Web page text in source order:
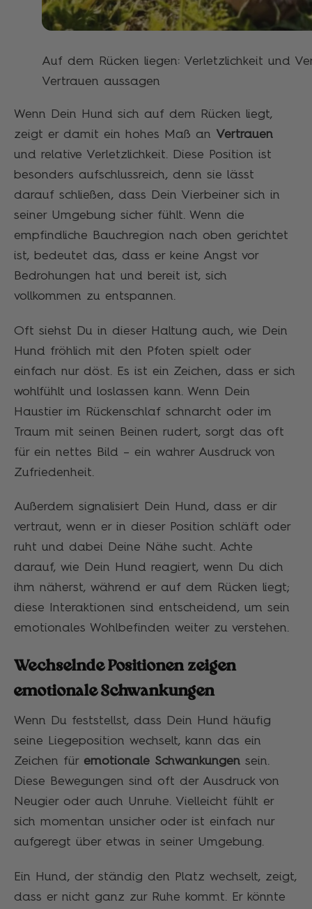
Auf dem Rücken liegen: Verletzlichkeit und
Vertrauen aussagen
Wenn Dein Hund sich auf dem Rücken liegt,
zeigt er damit ein hohes Maß an Vertrauen
und relative Verletzlichkeit. Diese Position ist
besonders aufschlussreich, denn sie lässt
darauf schließen, dass Dein Vierbeiner sich in
seiner Umgebung sicher fühlt. Wenn die
empfindliche Bauchregion nach oben gerichtet
ist, bedeutet das, dass er keine Angst vor
Bedrohungen hat und bereit ist, sich
vollkommen zu entspannen.
Oft siehst Du in dieser Haltung auch, wie Dein
Hund fröhlich mit den Pfoten spielt oder
einfach nur döst. Es ist ein Zeichen, dass er sich
wohlfühlt und loslassen kann. Wenn Dein
Haustier im Rückenschlaf schnarcht oder im
Traum mit seinen Beinen rudert, sorgt das oft
für ein nettes Bild – ein wahrer Ausdruck von
Zufriedenheit.
Außerdem signalisiert Dein Hund, dass er dir
vertraut, wenn er in dieser Position schläft oder
ruht und dabei Deine Nähe sucht. Achte
darauf, wie Dein Hund reagiert, wenn Du dich
ihm näherst, während er auf dem Rücken liegt;
diese Interaktionen sind entscheidend, um sein
emotionales Wohlbefinden weiter zu verstehen.
Wechselnde Positionen zeigen
emotionale Schwankungen
Wenn Du feststellst, dass Dein Hund häufig
seine Liegeposition wechselt, kann das ein
Zeichen für emotionale Schwankungen sein.
Diese Bewegungen sind oft der Ausdruck von
Neugier oder auch Unruhe. Vielleicht fühlt er
sich momentan unsicher oder ist einfach nur
aufgeregt über etwas in seiner Umgebung.
Ein Hund, der ständig den Platz wechselt, zeigt,
dass er nicht ganz zur Ruhe kommt. Er könnte